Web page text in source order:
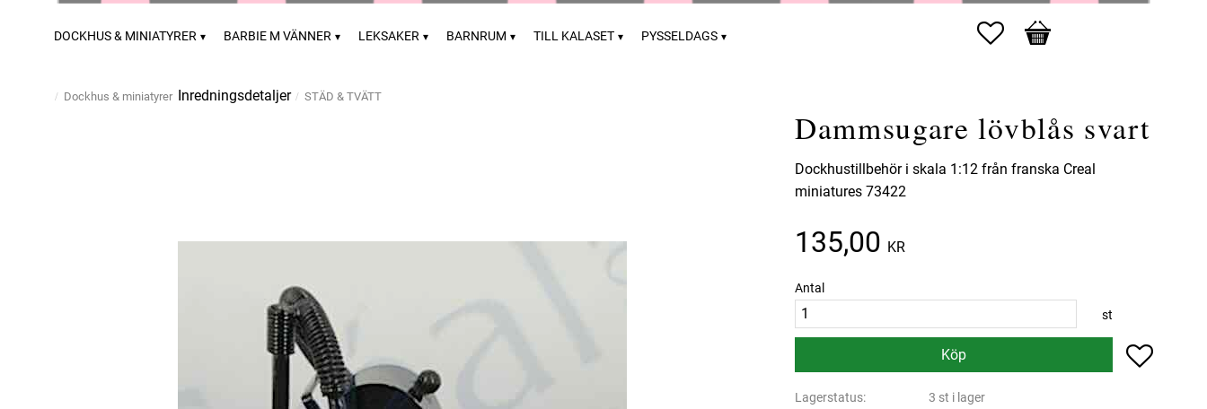
DOCKHUS & MINIATYRER BARBIE M VÄNNER LEKSAKER BARNRUM TILL KALASET PYSSELDAGS Favoriter
Kundvagn
Dockhus & miniatyrer Inredningsdetaljer STÄD & TVÄTT
Dammsugare lövblås svart
Dockhustillbehör i skala 1:12 från franska Creal
miniatures 73422
135,00 KR
Antal
st
Köp Lägg till
Lagerstatus 3 st i lager